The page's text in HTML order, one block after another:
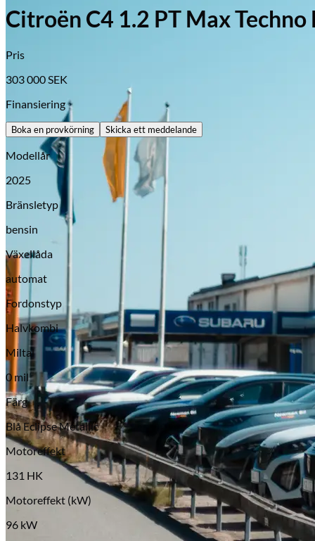
Opel
Serviceverkstad
Citroën C4 1.2 PT Max Techno
Pris
303 000 SEK
Finansiering
Boka en provkörning Skicka ett meddelande
Modellår
2025
Bränsletyp
bensin
Växellåda
automat
Fordonstyp
Halvkombi
Miltal
0 mil
Färg
Blå Eclipse Metallic
Motoreffekt
131 HK
Motoreffekt (kW)
96 kW